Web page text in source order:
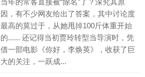
当年的常客直接被“除名”了？深究其原
因，有不少网友给出了答案，其中讨论度
最高的莫过于，从她甩掉100斤体重开始
的...... 还记得当初贾玲转型当导演时，凭
借一部电影《你好，李焕英》，收获了巨
大的关注，一跃成...